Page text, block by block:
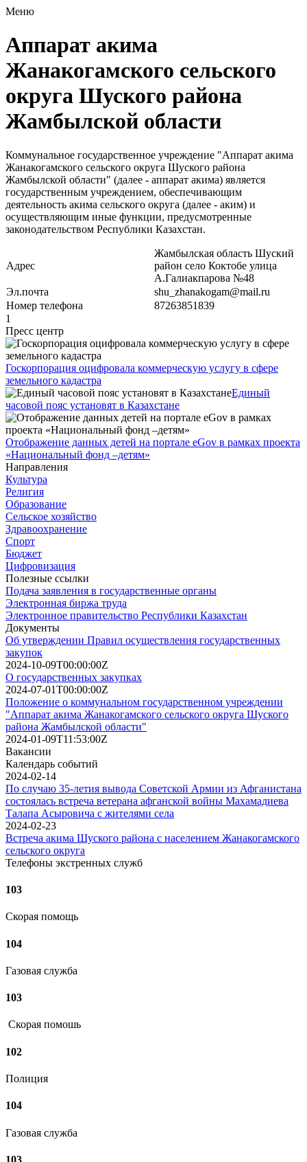
Меню
Аппарат акима
Жанакогамского сельского
округа Шуского района
Жамбылской области
Коммунальное государственное учреждение "Аппарат акима
Жанакогамского сельского округа Шуского района
Жамбылской области" (далее - аппарат акима) является
государственным учреждением, обеспечивающим
деятельность акима сельского округа (далее - аким) и
осуществляющим иные функции, предусмотренные
законодательством Республики Казахстан.
Адрес
Жамбылская область Шуский
район село Коктобе улица
А.Галиакпарова №48
Эл.почта
shu_zhanakogam@mail.ru
Номер телефона
87263851839
1
Пресс центр
Госкорпорация оцифровала коммерческую услугу в сфере
земельного кадастра
Единый
часовой пояс установят в Казахстане
Отображение данных детей на портале eGov в рамках проекта
«Национальный фонд –детям»
Направления
Культура
Религия
Образование
Сельское хозяйство
Здравоохранение
Спорт
Бюджет
Цифровизация
Полезные ссылки
Подача заявления в государственные органы
Электронная биржа труда
Электронное правительство Республики Казахстан
Документы
Об утверждении Правил осуществления государственных
закупок
2024-10-09T00:00:00Z
О государственных закупках
2024-07-01T00:00:00Z
Положение о коммунальном государственном учреждении
"Аппарат акима Жанакогамского сельского округа Шуского
района Жамбылской области"
2024-01-09T11:53:00Z
Вакансии
Календарь событий
2024-02-14
По случаю 35-летия вывода Советской Армии из Афганистана
состоялась встреча ветерана афганской войны Махамадиева
Талапа Асыровича с жителями села
2024-02-23
Встреча акима Шуского района с населением Жанакогамского
сельского округа
Телефоны экстренных служб
103
Скорая помощь
104
Газовая служба
103
Скорая помошь
102
Полиция
104
Газовая служба
103